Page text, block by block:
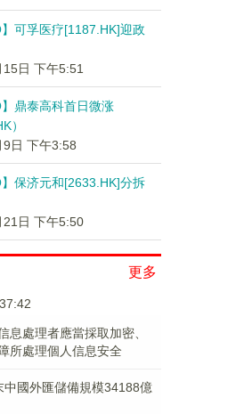
】可孚医疗[1187.HK]迎政
日 下午5:51
】鼎泰高科首日微涨
）
9日 下午3:58
】保济元和[2633.HK]分拆
21日 下午5:50
更多
息處理者應當採取加密、
所處理個人信息安全
中國外匯儲備規模34188億